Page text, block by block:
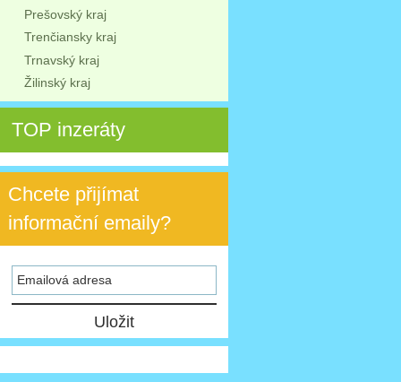
Prešovský kraj
Trenčiansky kraj
Trnavský kraj
Žilinský kraj
TOP inzeráty
Chcete přijímat
informační emaily?